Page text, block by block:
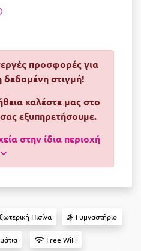
προσφορές για
δεδομένη στιγμή!
καλέστε μας στο
εξυπηρετήσουμε.
στην ίδια περιοχή
Πισίνα Γυμναστήριο
Free WiFi